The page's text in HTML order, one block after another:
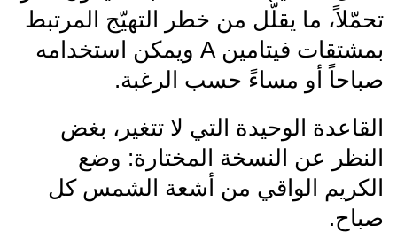
تحمّلاً، ما يقلّل من خطر التهيّج المرتبط
بمشتقات فيتامين A ويمكن استخدامه
صباحاً أو مساءً حسب الرغبة.
القاعدة الوحيدة التي لا تتغير، بغض
النظر عن النسخة المختارة: وضع
الكريم الواقي من أشعة الشمس كل
صباح.